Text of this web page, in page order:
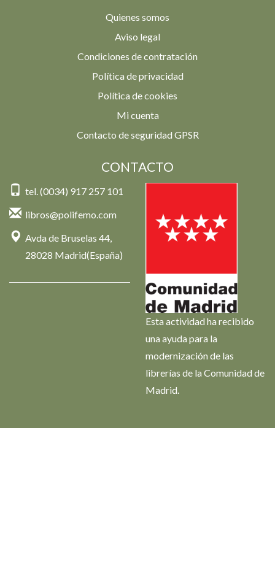
Quienes somos
Aviso legal
Condiciones de contratación
Política de privacidad
Política de cookies
Mi cuenta
Contacto de seguridad GPSR
CONTACTO
tel. (0034) 917 257 101
libros@polifemo.com
Avda de Bruselas 44,
28028 Madrid(España)
Esta actividad ha recibido
una ayuda para la
modernización de las
librerías de la Comunidad de
Madrid.